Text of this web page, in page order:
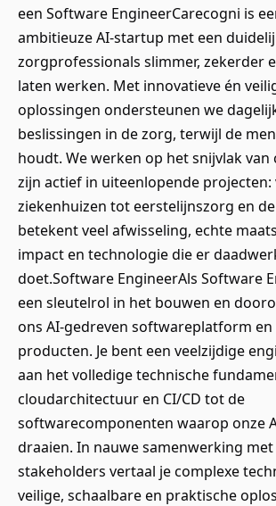
een Software EngineerCarecogni is
ambitieuze AI-startup met een
zorgprofessionals slimmer, zekerder
laten werken. Met innovatieve én
oplossingen ondersteunen we
beslissingen in de zorg, terwijl de
houdt. We werken op het snijvlak van
zijn actief in uiteenlopende projecten:
ziekenhuizen tot eerstelijnszorg en de
betekent veel afwisseling, echte
impact en technologie die er
doet.Software EngineerAls Software
een sleutelrol in het bouwen en
ons AI-gedreven softwareplatform en
producten. Je bent een veelzijdige
aan het volledige technische
cloudarchitectuur en CI/CD tot de
softwarecomponenten waarop onze
draaien. In nauwe samenwerking
stakeholders vertaal je complexe
veilige, schaalbare en praktische